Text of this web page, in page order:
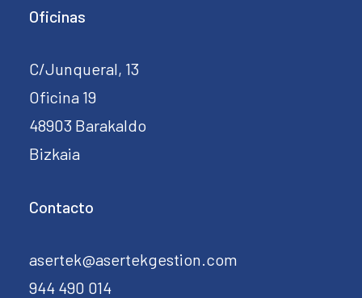
Oficinas
C/Junqueral, 13
Oficina 19
48903 Barakaldo
Bizkaia
Contacto
asertek@asertekgestion.com
944 490 014